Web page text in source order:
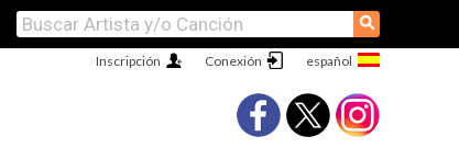
⚲
Conexión
Inscripción